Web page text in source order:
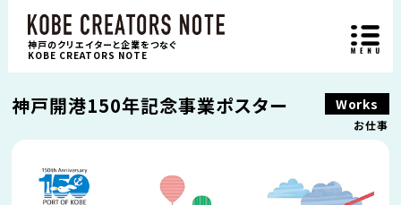
神戸のクリエイターと企業をつなぐ
KOBE CREATORS NOTE
Works
お仕事
神戸開港150年記念事業ポスター